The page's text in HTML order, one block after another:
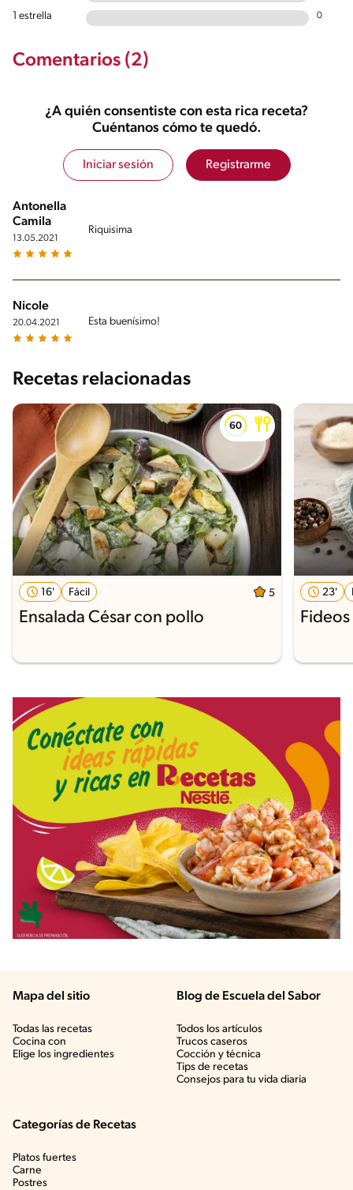
1 estrella 0
Comentarios (2)
¿A quién consentiste con esta rica receta?
Cuéntanos cómo te quedó.
Iniciar sesión Registrarme
Antonella
Camila
13.05.2021
Riquisima
Nicole
20.04.2021 Esta buenísimo!
Recetas relacionadas
16' Fácil 5
Ensalada César con pollo
23'
Mapa del sitio
Todas las recetas
Cocina con
Elige los ingredientes
Blog de Escuela del Sabor
Todos los artículos
Trucos caseros
Cocción y técnica
Tips de recetas
Consejos para tu vida diaria
Categorías de Recetas
Platos fuertes
Carne
Postres